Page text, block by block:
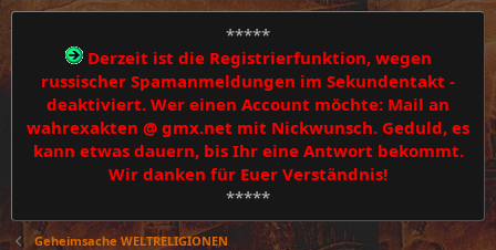
*****
Derzeit ist die Registrierfunktion, wegen
russischer Spamanmeldungen im Sekundentakt -
deaktiviert. Wer einen Account möchte: Mail an
wahrexakten @ gmx.net mit Nickwunsch. Geduld, es
kann etwas dauern, bis Ihr eine Antwort bekommt.
Wir danken für Euer Verständnis!
*****
Geheimsache WELTRELIGIONEN